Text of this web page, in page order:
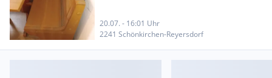
20.07. - 16:01 Uhr
2241 Schönkirchen-Reyersdorf